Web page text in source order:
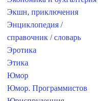
Экшн, приключения
Энциклопедия /
справочник / словарь
Эротика
Этика
Юмор
Юмор. Программистов